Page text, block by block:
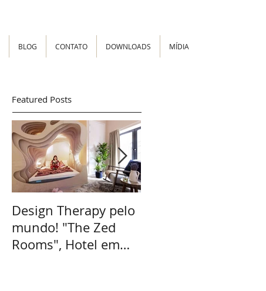
BLOG CONTATO DOWNLOADS MÍDIA
Featured Posts
Design Therapy pelo
mundo! "The Zed
Rooms", Hotel em